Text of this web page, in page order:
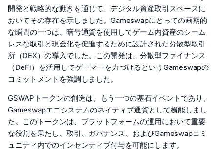
開発と戦略的な動きを通じて、デジタル資産取引スペースに
おいてその存在を示しました。Gameswapにとっての画期的
な瞬間の一つは、暗号通貨を使用してゲーム内資産のシーム
レスな取引と現金化を促進するために設計された分散型取引
所（DEX）の導入でした。この開発は、分散型ファイナンス
（DeFi）を活用してゲーマーを力づけるというGameswapの
コミットメントを強調しました。
GSWAPトークンの創造は、もう一つの基石イベントであり、
Gameswapエコシステムのネイティブ通貨として機能しまし
た。このトークンは、プラットフォームの運用において重要
な役割を果たし、取引、ガバナンス、およびGameswapコミ
ュニティ内でのインセンティブ付与を可能にします。